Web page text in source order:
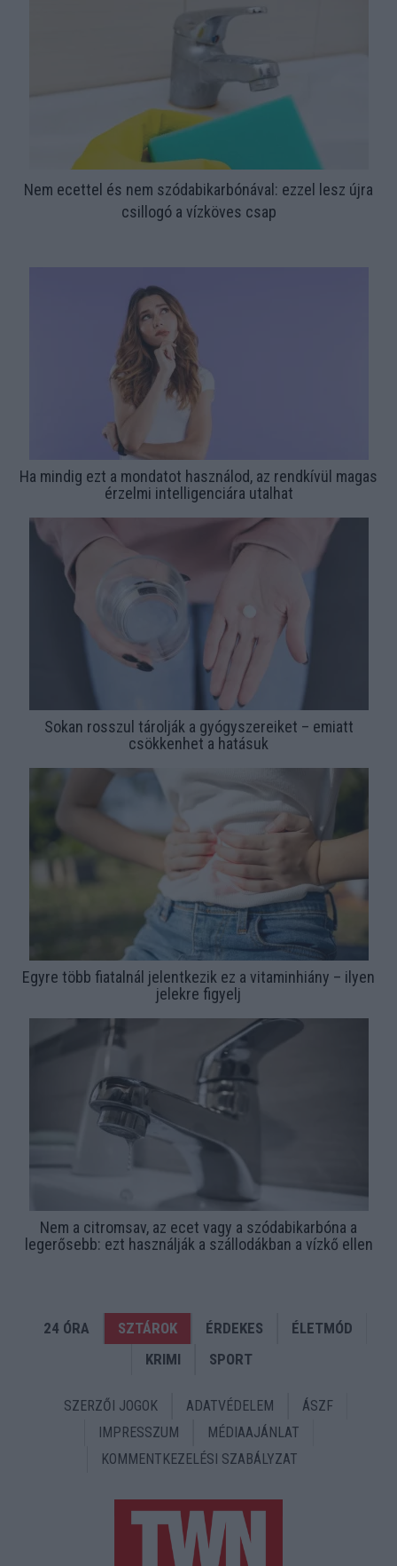
Nem ecettel és nem szódabikarbónával: ezzel lesz újra
csillogó a vízköves csap
Ha mindig ezt a mondatot használod, az rendkívül magas
érzelmi intelligenciára utalhat
Sokan rosszul tárolják a gyógyszereiket – emiatt
csökkenhet a hatásuk
Egyre több fiatalnál jelentkezik ez a vitaminhiány – ilyen
jelekre figyelj
Nem a citromsav, az ecet vagy a szódabikarbóna a
legerősebb: ezt használják a szállodákban a vízkő ellen
24 ÓRA SZTÁROK ÉRDEKES
ÉLETMÓD
KRIMI
SPORT
SZERZŐI JOGOK ADATVÉDELEM
ÁSZF
IMPRESSZUM
MÉDIAAJÁNLAT
KOMMENTKEZELÉSI SZABÁLYZAT